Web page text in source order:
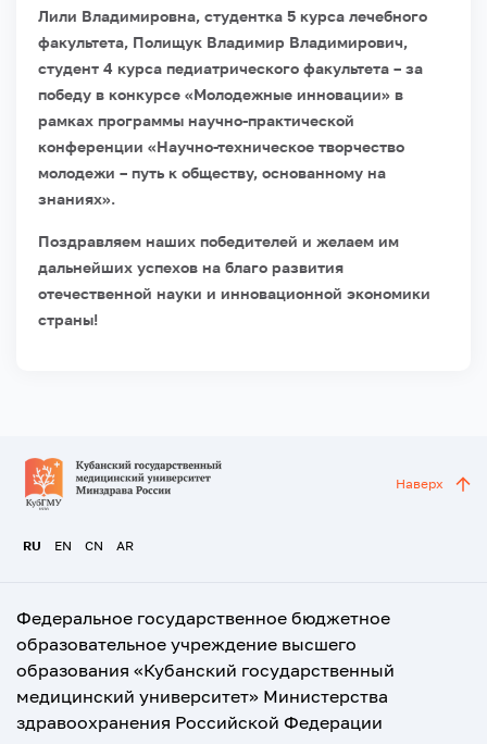
Лили Владимировна, студентка 5 курса лечебного
факультета, Полищук Владимир Владимирович,
студент 4 курса педиатрического факультета – за
победу в конкурсе «Молодежные инновации» в
рамках программы научно-практической
конференции «Научно-техническое творчество
молодежи – путь к обществу, основанному на
знаниях».
Поздравляем наших победителей и желаем им
дальнейших успехов на благо развития
отечественной науки и инновационной экономики
страны!
RU EN CN AR
Наверх
Федеральное государственное бюджетное
образовательное учреждение высшего
образования «Кубанский государственный
медицинский университет» Министерства
здравоохранения Российской Федерации